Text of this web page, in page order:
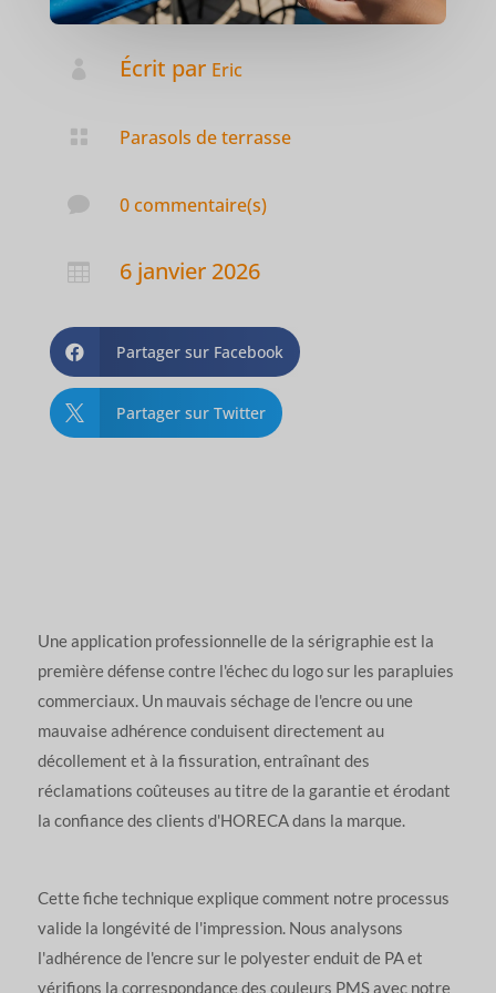
Écrit par Eric
 Parasols de terrasse
 0 commentaire(s)
 6 janvier 2026
 Partager sur Facebook
 Partager sur Twitter
Une application professionnelle de la sérigraphie est la
première défense contre l'échec du logo sur les parapluies
commerciaux. Un mauvais séchage de l'encre ou une
mauvaise adhérence conduisent directement au
décollement et à la fissuration, entraînant des
réclamations coûteuses au titre de la garantie et érodant
la confiance des clients d'HORECA dans la marque.
Cette fiche technique explique comment notre processus
valide la longévité de l'impression. Nous analysons
l'adhérence de l'encre sur le polyester enduit de PA et
vérifions la correspondance des couleurs PMS avec notre